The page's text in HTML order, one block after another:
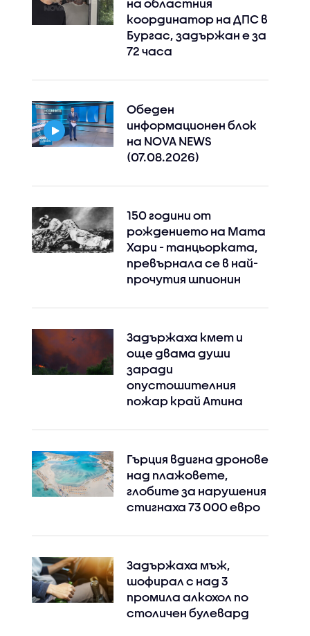
на областния
координатор на ДПС в
Бургас, задържан е за
72 часа
Обеден
информационен блок
на NOVA NEWS
(07.08.2026)
150 години от
рождението на Мата
Хари - танцьорката,
превърнала се в най-
прочутия шпионин
Задържаха кмет и
още двама души
заради
опустошителния
пожар край Атина
Гърция вдигна дронове
над плажовете,
глобите за нарушения
стигнаха 73 000 евро
Задържаха мъж,
шофирал с над 3
промила алкохол по
столичен булевард